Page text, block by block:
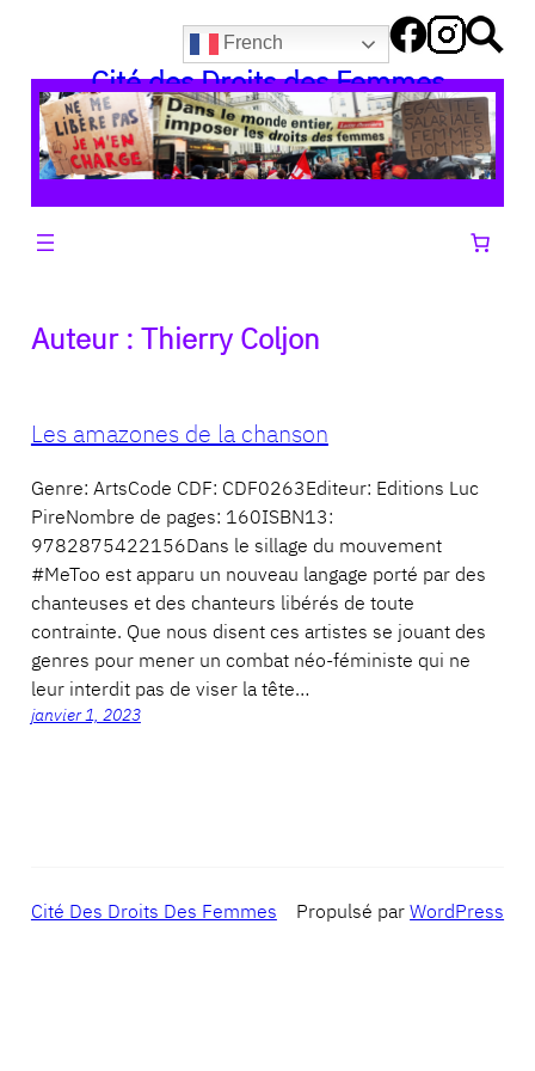
contenu
French
Cité des Droits des Femmes
Auteur : Thierry Coljon
Les amazones de la chanson
Genre: ArtsCode CDF: CDF0263Editeur: Editions Luc
PireNombre de pages: 160ISBN13:
9782875422156Dans le sillage du mouvement
#MeToo est apparu un nouveau langage porté par des
chanteuses et des chanteurs libérés de toute
contrainte. Que nous disent ces artistes se jouant des
genres pour mener un combat néo-féministe qui ne
leur interdit pas de viser la tête…
janvier 1, 2023
Cité Des Droits Des Femmes Propulsé parWordPress